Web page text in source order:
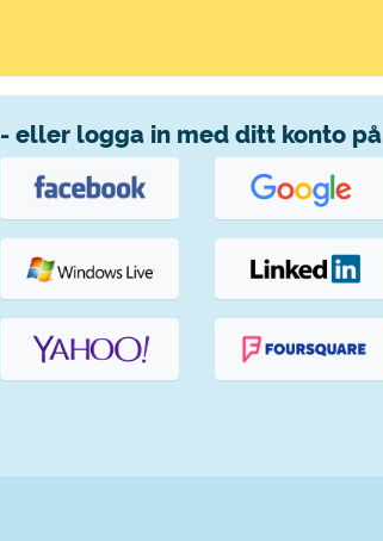
- eller logga in med ditt konto på